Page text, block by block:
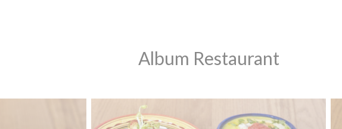
Album Restaurant